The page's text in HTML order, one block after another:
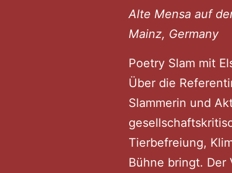
Alte Mensa auf
Mainz, Germany
Poetry Slam mit
Über die
Slammerin und
Tierbefreiung,
Bühne bringt. Der